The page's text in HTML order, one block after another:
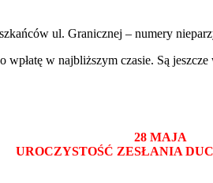
ul. Granicznej – numery
w najbliższym czasie. Są
28 MAJA
UROCZYSTOŚĆ ZESŁANIA